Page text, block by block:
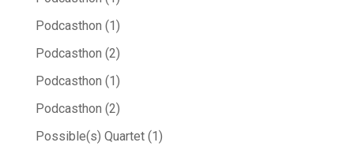
Podcasthon (1)
Podcasthon (2)
Podcasthon (1)
Podcasthon (2)
Possible(s) Quartet(1)